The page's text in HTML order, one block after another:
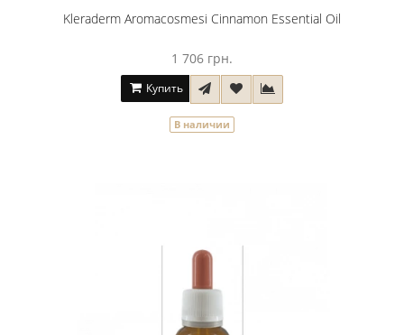
Kleraderm Aromacosmesi Cinnamon Essential Oil
1 706 грн.
Купить
В наличии